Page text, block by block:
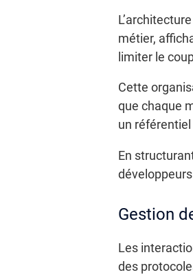
métier,
limiter le
Cette
que chaque
un
En
Gestion
Les
des